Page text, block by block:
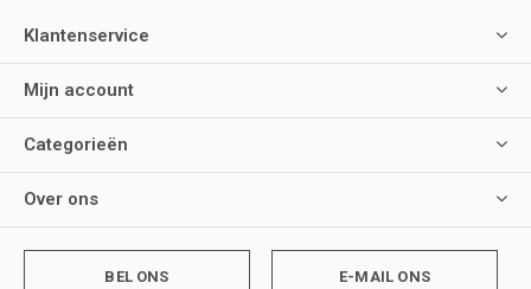
Klantenservice
Mijn account
Categorieën
Over ons
BEL ONS E-MAIL ONS